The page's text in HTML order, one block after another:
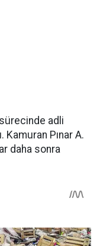
sürecinde adli
Kamuran Pınar A.
daha sonra